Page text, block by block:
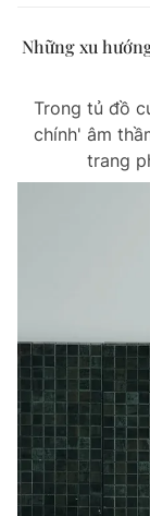
Những xu
Trong tủ đồ
chính' âm
trang